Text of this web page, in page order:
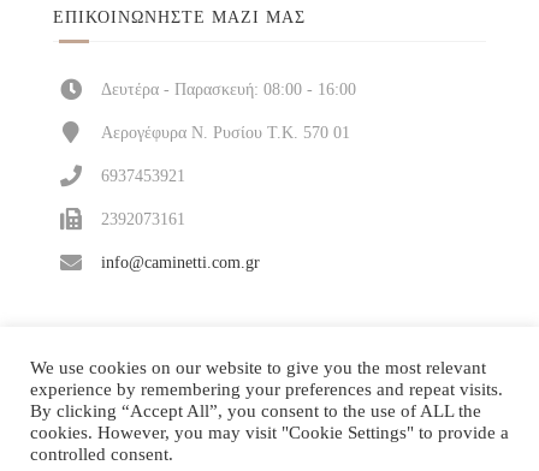
ΕΠΙΚΟΙΝΩΝΉΣΤΕ ΜΑΖΊ ΜΑΣ
Δευτέρα - Παρασκευή: 08:00 - 16:00
Αερογέφυρα Ν. Ρυσίου Τ.Κ. 570 01
6937453921
2392073161
info@caminetti.com.gr
We use cookies on our website to give you the most relevant
experience by remembering your preferences and repeat visits.
By clicking “Accept All”, you consent to the use of ALL the
cookies. However, you may visit "Cookie Settings" to provide a
controlled consent.